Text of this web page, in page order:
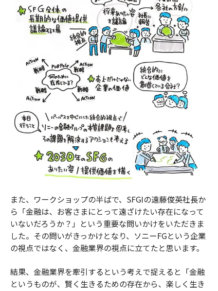
また、ワークショップの半ばで、SFGIの遠藤俊英社長か
ら「金融は、お客さまにとって遠ざけたい存在になって
いないだろうか？」という重要な問いかけをいただきま
した。その問いがきっかけとなり、ソニーFGという企業
の視点ではなく、金融業界の視点に立てたと思います。
結果、金融業界を牽引するという考えで捉えると「金融
というものが、賢く生きるための存在から、楽しく生き